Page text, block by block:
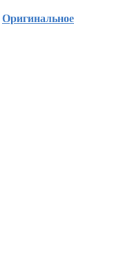
Оригинальное